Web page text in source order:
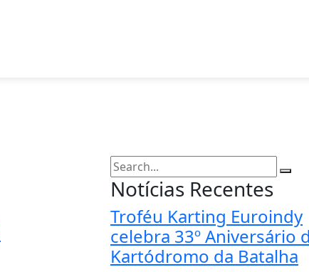
Notícias Recentes
Troféu Karting Euroindy
celebra 33º Aniversário
Kartódromo da Batalha